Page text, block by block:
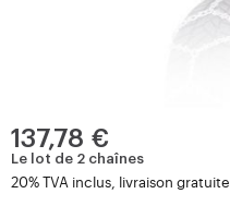
137,78 €
Le lot de 2 chaînes
20% TVA inclus, livraison gratuite